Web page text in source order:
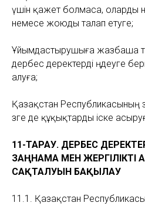
үшін қажет болмаса, оларды
немесе жоюды талап етуге;
Ұйымдастырушыға жазбаша
дербес деректерді өңдеуге
алуға;
Қазақстан Республикасының
өзге де құқықтарды іске
11-ТАРАУ. ДЕРБЕС
ЗАҢНАМА МЕН ЖЕРГІЛІКТІ
САҚТАЛУЫН БАҚЫЛАУ
11.1. Қазақстан